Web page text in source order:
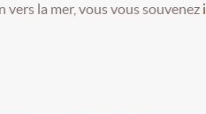
vers la mer, vous vous souvenez